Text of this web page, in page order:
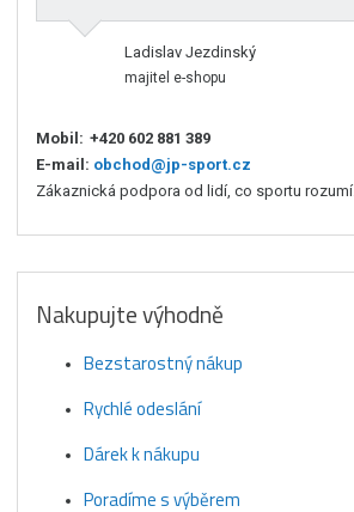
Ladislav Jezdinský
majitel e-shopu
Mobil: +420 602 881 389
E-mail: obchod@jp-sport.cz
Zákaznická podpora od lidí, co sportu rozumí.
Nakupujte výhodně
Bezstarostný nákup
Rychlé odeslání
Dárek k nákupu
Poradíme s výběrem